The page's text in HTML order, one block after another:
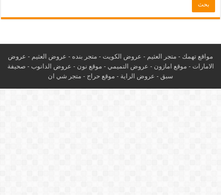
مواقع تهمك - متجر العثيم - عروض الكويت - متجر بنده - عروض العثيم - عروض
الامارات - موقع امازون - عروض التميمي - موقع نون - عروض الدانوب - صحيفة
سبق - عروض الراية - موقع حراج - متجر شي ان